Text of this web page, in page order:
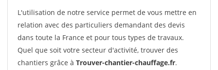
L'utilisation de notre service permet de vous mettre en
relation avec des particuliers demandant des devis
dans toute la France et pour tous types de travaux.
Quel que soit votre secteur d'activité, trouver des
chantiers grâce à Trouver-chantier-chauffage.fr.